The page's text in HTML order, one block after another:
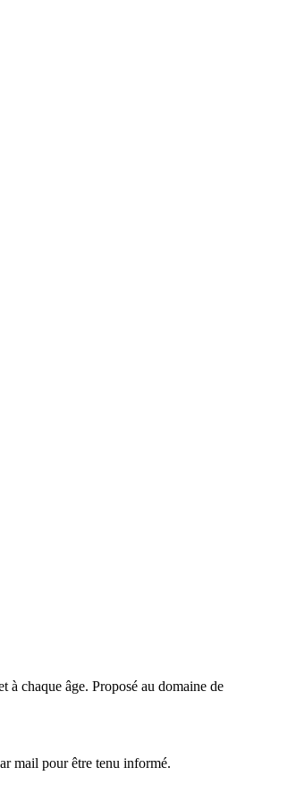
à chaque âge. Proposé au domaine de
mail pour être tenu informé.